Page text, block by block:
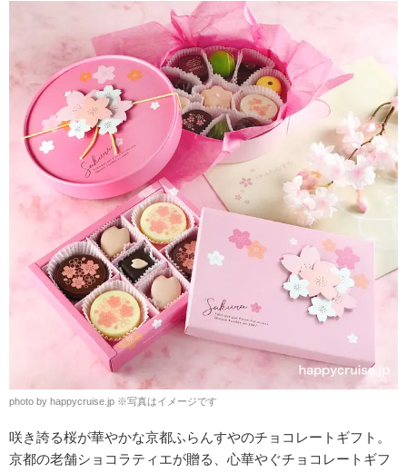
photo by happycruise.jp ※写真はイメージです
咲き誇る桜が華やかな京都ふらんすやのチョコレートギフト。
京都の老舗ショコラティエが贈る、心華やぐチョコレートギフ